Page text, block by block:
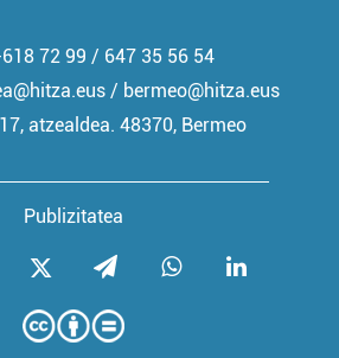
Publizitatea
72 99 / 647 35 56 54
/ bermeo@hitza.eus
atzealdea. 48370, Bermeo